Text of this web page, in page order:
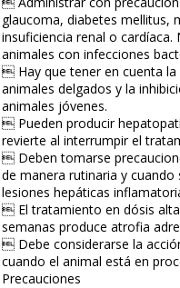
glaucoma, diabetes mellitus,
insuficiencia renal o cardíaca.
animales con infecciones
 Hay que tener en cuenta la
animales delgados y la
animales jóvenes.
 Pueden producir
revierte al interrumpir el
 Deben tomarse
de manera rutinaria y cuando
lesiones hepáticas
 El tratamiento en dósis
semanas produce atrofia
 Debe considerarse la
cuando el animal está en
Precauciones